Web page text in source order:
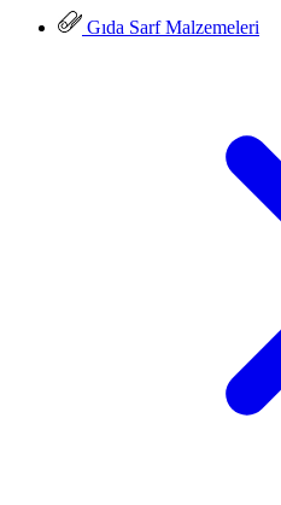
Gıda Sarf Malzemeleri